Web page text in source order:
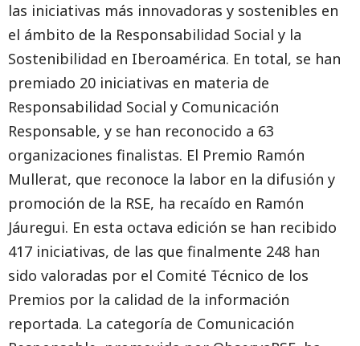
las iniciativas más innovadoras y sostenibles en
el ámbito de la Responsabilidad Social y la
Sostenibilidad en Iberoamérica. En total, se han
premiado 20 iniciativas en materia de
Responsabilidad Social y Comunicación
Responsable, y se han reconocido a 63
organizaciones finalistas. El Premio Ramón
Mullerat, que reconoce la labor en la difusión y
promoción de la RSE, ha recaído en Ramón
Jáuregui. En esta octava edición se han recibido
417 iniciativas, de las que finalmente 248 han
sido valoradas por el Comité Técnico de los
Premios por la calidad de la información
reportada. La categoría de Comunicación